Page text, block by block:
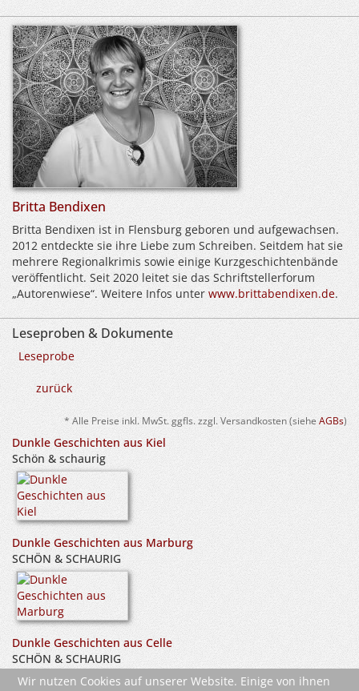
Britta Bendixen
Britta Bendixen ist in Flensburg geboren und aufgewachsen.
2012 entdeckte sie ihre Liebe zum Schreiben. Seitdem hat sie
mehrere Regionalkrimis sowie einige Kurzgeschichtenbände
veröffentlicht. Seit 2020 leitet sie das Schriftstellerforum
„Autorenwiese“. Weitere Infos unter www.brittabendixen.de.
Leseproben & Dokumente
Leseprobe
zurück
* Alle Preise inkl. MwSt. ggfls. zzgl. Versandkosten (siehe AGBs)
Dunkle Geschichten aus Kiel
Schön & schaurig
Dunkle Geschichten aus Marburg
SCHÖN & SCHAURIG
Dunkle Geschichten aus Celle
SCHÖN & SCHAURIG
Wir nutzen Cookies auf unserer Website. Einige von ihnen